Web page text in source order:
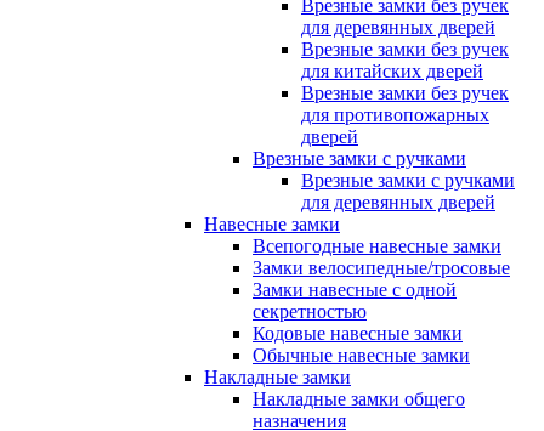
Врезные замки без ручек
для деревянных дверей
Врезные замки без ручек
для китайских дверей
Врезные замки без ручек
для противопожарных
дверей
Врезные замки с ручками
Врезные замки с ручками
для деревянных дверей
Навесные замки
Всепогодные навесные замки
Замки велосипедные/тросовые
Замки навесные с одной
секретностью
Кодовые навесные замки
Обычные навесные замки
Накладные замки
Накладные замки общего
назначения